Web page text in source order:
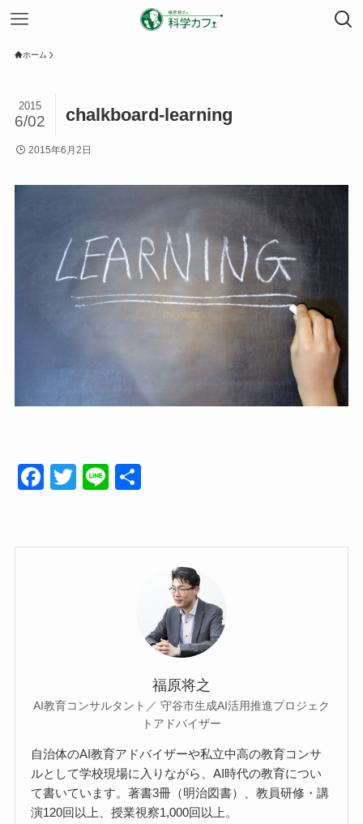
ホーム
chalkboard-learning
2015
6/02
2015年6月2日
F
e
T
er
Li
福原将之
AI教育コンサルタント／ 守谷市生成AI活用推進プロジェク
トアドバイザー
自治体のAI教育アドバイザーや私立中高の教育コンサ
ルとして学校現場に入りながら、AI時代の教育につい
て書いています。著書3冊（明治図書）、教員研修・講
演120回以上、授業視察1,000回以上。